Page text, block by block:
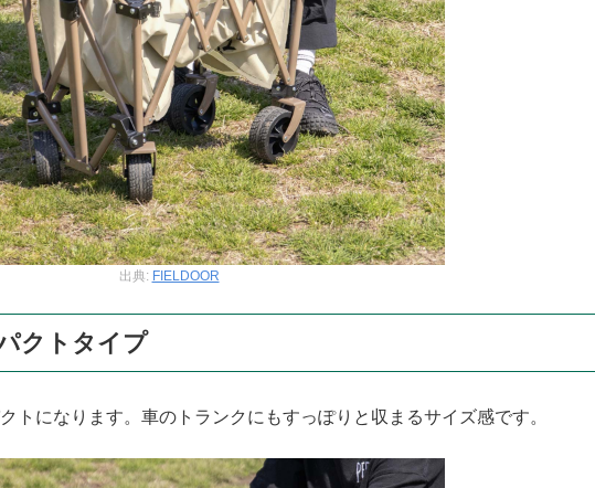
出典: FIELDOOR
クトタイプ
トになります。車のトランクにもすっぽりと収まるサイズ感です。